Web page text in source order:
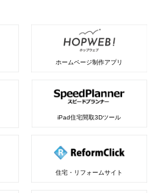
ホームページ制作アプリ
iPad住宅間取3Dツール
住宅・リフォームサイト